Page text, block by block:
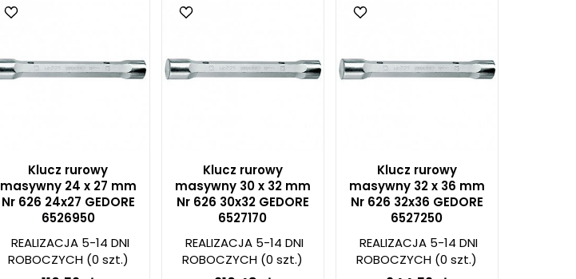
Klucz rurowy
masywny 24 x 27 mm
Nr 626 24x27 GEDORE
6526950
REALIZACJA 5-14 DNI
ROBOCZYCH(0 szt.)
Klucz rurowy
masywny 30 x 32 mm
Nr 626 30x32 GEDORE
6527170
REALIZACJA 5-14 DNI
ROBOCZYCH (0 szt.)
Klucz rurowy
masywny 32 x 36 mm
Nr 626 32x36 GEDORE
6527250
REALIZACJA 5-14 DNI
ROBOCZYCH (0 szt.)